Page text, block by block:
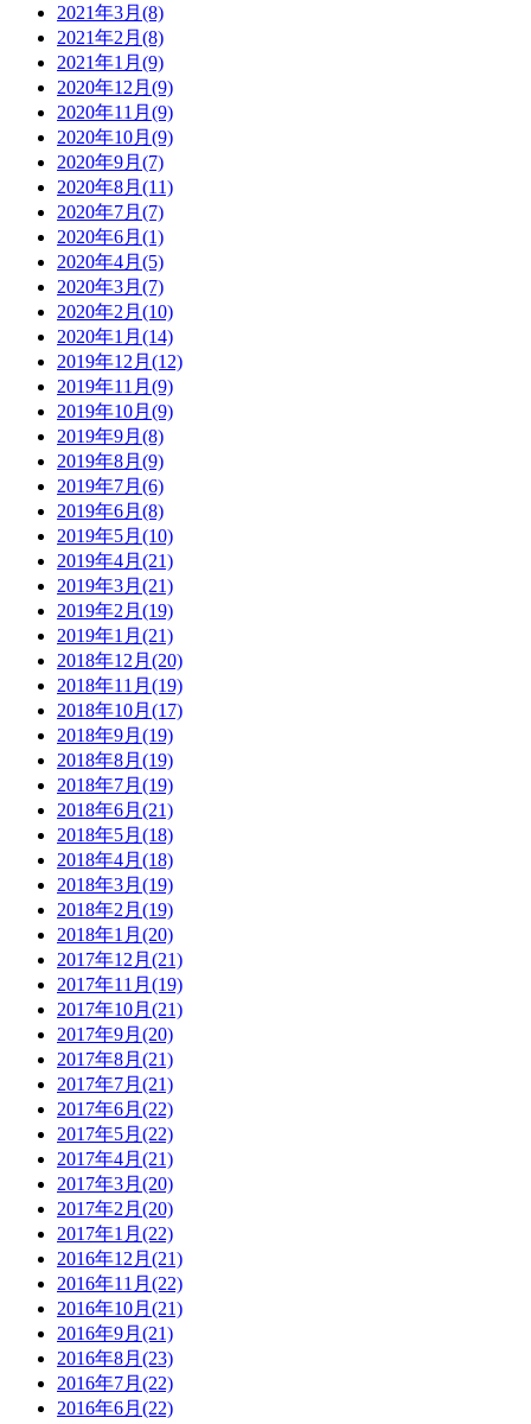
2021年3月(8)
2021年2月(8)
2021年1月(9)
2020年12月(9)
2020年11月(9)
2020年10月(9)
2020年9月(7)
2020年8月(11)
2020年7月(7)
2020年6月(1)
2020年4月(5)
2020年3月(7)
2020年2月(10)
2020年1月(14)
2019年12月(12)
2019年11月(9)
2019年10月(9)
2019年9月(8)
2019年8月(9)
2019年7月(6)
2019年6月(8)
2019年5月(10)
2019年4月(21)
2019年3月(21)
2019年2月(19)
2019年1月(21)
2018年12月(20)
2018年11月(19)
2018年10月(17)
2018年9月(19)
2018年8月(19)
2018年7月(19)
2018年6月(21)
2018年5月(18)
2018年4月(18)
2018年3月(19)
2018年2月(19)
2018年1月(20)
2017年12月(21)
2017年11月(19)
2017年10月(21)
2017年9月(20)
2017年8月(21)
2017年7月(21)
2017年6月(22)
2017年5月(22)
2017年4月(21)
2017年3月(20)
2017年2月(20)
2017年1月(22)
2016年12月(21)
2016年11月(22)
2016年10月(21)
2016年9月(21)
2016年8月(23)
2016年7月(22)
2016年6月(22)